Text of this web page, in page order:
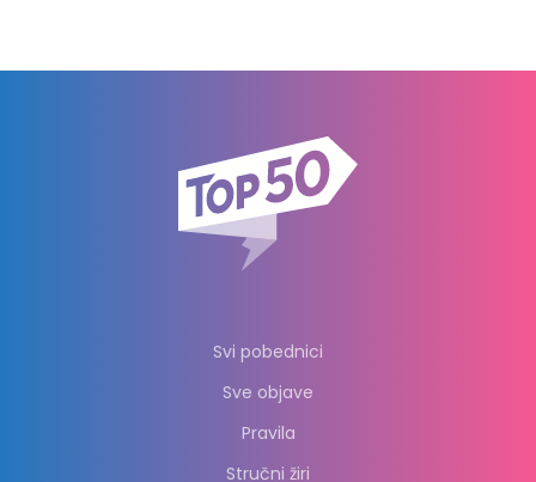
Svi pobednici
Sve objave
Pravila
Stručni žiri